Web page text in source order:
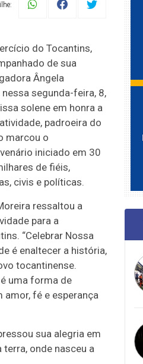
do Tocantins,
de sua
Ângela
segunda-feira, 8,
solene em honra a
padroeira do
marcou o
iniciado em 30
de fiéis,
civis e políticas.
ressaltou a
para a
“Celebrar Nossa
é enaltecer a história,
tocantinense.
uma forma de
fé e esperança
sua alegria em
onde nasceu a